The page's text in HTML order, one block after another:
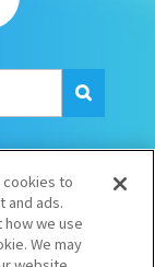
一覧
cookies to
and ads.
we use
We may